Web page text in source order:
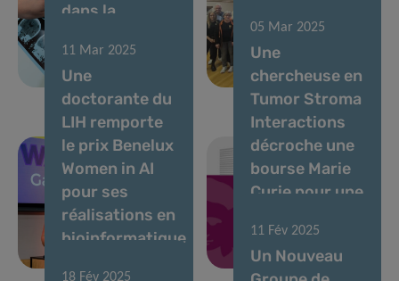
dans la
Parkinson
précoce
groupe TSI
avec un
nouveau don
11 Mar 2025
Une
doctorante du
LIH remporte
le prix Benelux
Women in AI
pour ses
réalisations en
bioinformatique
05 Mar 2025
Une
chercheuse en
Tumor Stroma
Interactions
décroche une
bourse Marie
Curie pour une
immunothérapie
du cancer
18 Fév 2025
11 Fév 2025
Un Nouveau